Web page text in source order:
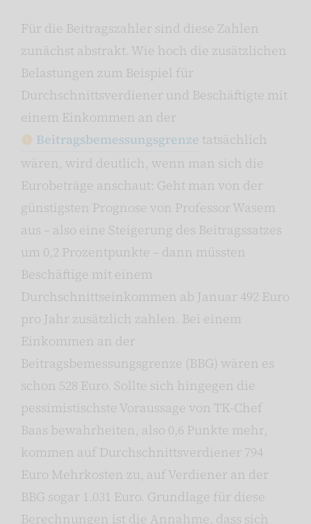
Für die Beitragszahler sind diese Zahlen
zunächst abstrakt. Wie hoch die zusätzlichen
Belastungen zum Beispiel für
Durchschnittsverdiener und Beschäftigte mit
einem Einkommen an der
Beitragsbemessungsgrenze tatsächlich
wären, wird deutlich, wenn man sich die
Eurobeträge anschaut: Geht man von der
günstigsten Prognose von Professor Wasem
aus – also eine Steigerung des Beitragssatzes
um 0,2 Prozentpunkte – dann müssten
Beschäftige mit einem
Durchschnittseinkommen ab Januar 492 Euro
pro Jahr zusätzlich zahlen. Bei einem
Einkommen an der
Beitragsbemessungsgrenze (BBG) wären es
schon 528 Euro. Sollte sich hingegen die
pessimistischste Voraussage von TK-Chef
Baas bewahrheiten, also 0,6 Punkte mehr,
kommen auf Durchschnittsverdiener 794
Euro Mehrkosten zu, auf Verdiener an der
BBG sogar 1.031 Euro. Grundlage für diese
Berechnungen ist die Annahme, dass sich